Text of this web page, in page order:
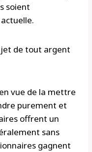
soient
de tout argent
vue de la mettre
purement et
offrent un
sans
gagnent